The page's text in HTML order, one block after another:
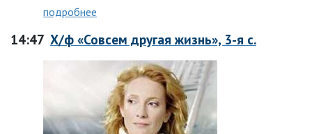
подробнее
14:47 Х/ф «Совсем другая жизнь», 3-я с.